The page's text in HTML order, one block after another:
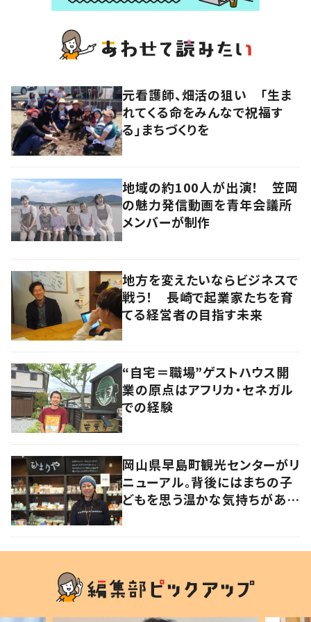
元看護師、畑活の狙い 「生ま
れてくる命をみんなで祝福す
る」まちづくりを
地域の約100人が出演！ 笠岡
の魅力発信動画を青年会議所
メンバーが制作
地方を変えたいならビジネスで
戦う！ 長崎で起業家たちを育
てる経営者の目指す未来
“自宅＝職場”ゲストハウス開
業の原点はアフリカ・セネガル
での経験
岡山県早島町観光センターがリ
ニューアル。背後にはまちの子
どもを思う温かな気持ちがあっ